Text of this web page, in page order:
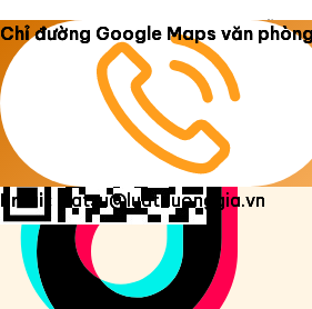
Copyright 2026 © Luật